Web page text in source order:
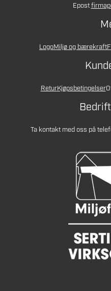
Epost
LogoMiljø og bærekraft
ReturKjøpsbetingelser
Ta kontakt med oss på